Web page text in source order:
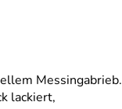
Messingabrieb.
lackiert,